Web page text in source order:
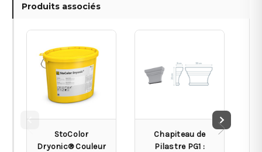
Produits associés
StoColor
Dryonic® Couleur
Chapiteau de
Pilastre PG1 :